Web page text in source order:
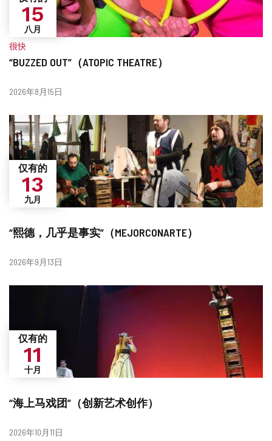
“BUZZED OUT”（ATOPIC THEATRE）
15
八月
什
候？
很快
日
2026年8月15日
“熙德，几乎是事实”（MEJORCONARTE）
仅有的
13
九月
日
2026年9月13日
“海上马戏团”（创新艺术创作）
仅有的
11
十月
日
2026年10月11日